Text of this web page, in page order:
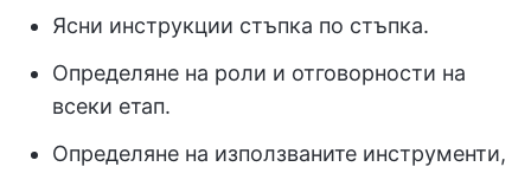
Ясни инструкции стъпка по стъпка.
Определяне на роли и отговорности на
всеки етап.
Определяне на използваните инструменти,